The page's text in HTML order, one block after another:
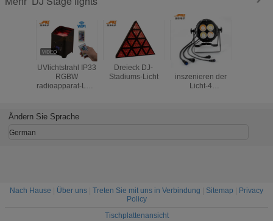
UVlichtstrahl IP33
RGBW
radioapparat-LED
Dreieck DJ-
Stadiums-Licht
200Watt DJ
inszenieren der
Licht-4
Ändern Sie Sprache
German
Nach Hause Über uns Treten Sie mit uns in Verbindung Sitemap
Privacy
Policy
Tischplattenansicht